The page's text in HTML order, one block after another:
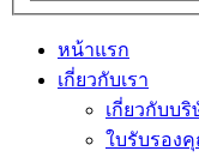
หน้าแรก
เกี่ยวกับเรา
เกี่ยวกับบริ
ใบรับรอง